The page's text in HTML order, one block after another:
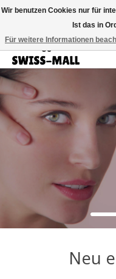
Kostenloser Versand ab CHF
Hero slideshow items
Neu
Wir benutzen Cookies nur für
Ist das in
Für weitere Informationen